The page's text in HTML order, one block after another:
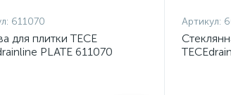
611070
для плитки TECE
PLATE 611070
Артикул: